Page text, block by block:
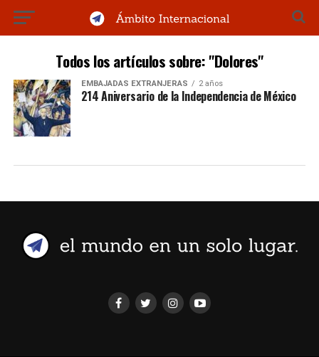
Todos los artículos sobre: "Dolores"
EMBAJADAS EXTRANJERAS 2 años
214 Aniversario de la Independencia de México